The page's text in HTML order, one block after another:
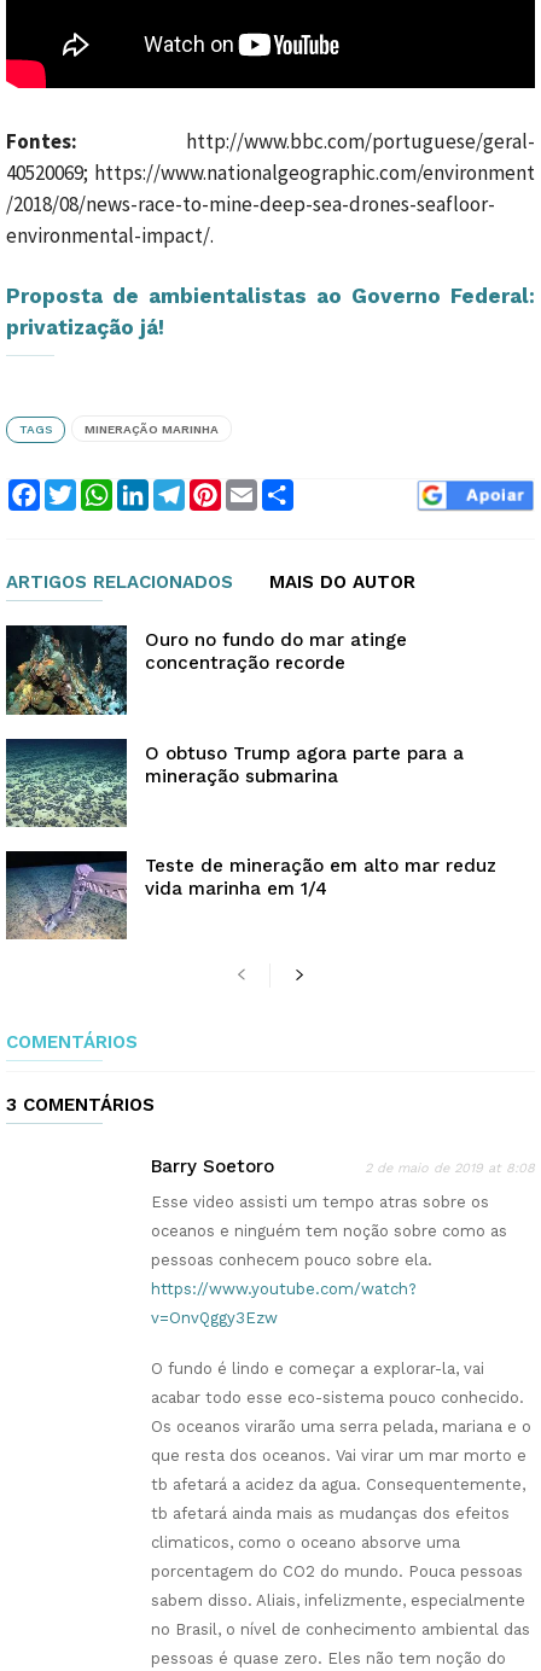
Fontes: http://www.bbc.com/portuguese/geral-
40520069; https://www.nationalgeographic.com/environment
/2018/08/news-race-to-mine-deep-sea-drones-seafloor-
environmental-impact/.
Proposta de ambientalistas ao Governo Federal:
privatização já!
TAGS MINERAÇÃO MARINHA
Facebook
TwitterWhatsApp
LinkedInTelegram
Pinterest
Email
ARTIGOS RELACIONADOS MAIS DO AUTOR
Ouro no fundo do mar atinge
concentração recorde
O obtuso Trump agora parte para a
mineração submarina
Teste de mineração em alto mar reduz
vida marinha em 1/4
COMENTÁRIOS
3 COMENTÁRIOS
Barry Soetoro 2 de maio de 2019 at 8:08
Esse video assisti um tempo atras sobre os
oceanos e ninguém tem noção sobre como as
pessoas conhecem pouco sobre ela.
https://www.youtube.com/watch?
v=OnvQggy3Ezw
O fundo é lindo e começar a explorar-la, vai
acabar todo esse eco-sistema pouco conhecido.
Os oceanos virarão uma serra pelada, mariana e o
que resta dos oceanos. Vai virar um mar morto e
tb afetará a acidez da agua. Consequentemente,
tb afetará ainda mais as mudanças dos efeitos
climaticos, como o oceano absorve uma
porcentagem do CO2 do mundo. Pouca pessoas
sabem disso. Aliais, infelizmente, especialmente
no Brasil, o nível de conhecimento ambiental das
pessoas é quase zero. Eles não tem noção do